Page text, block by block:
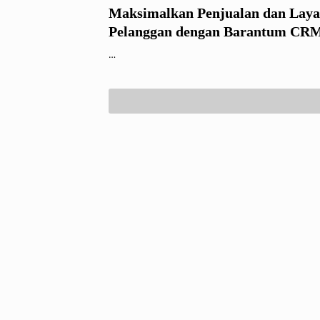
Maksimalkan Penjualan dan
Pelanggan dengan Barantum
…